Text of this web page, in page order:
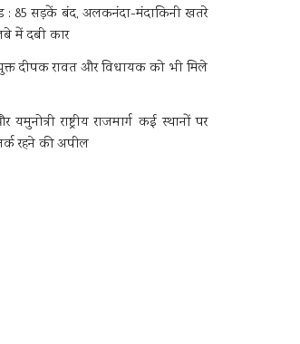
: 85 सड़कें बंद, अलकनंदा-मंदाकिनी खतरे
में दबी कार
दीपक रावत और विधायक को भी मिले
राष्ट्रीय राजमार्ग कई स्थानों पर
रहने की अपील